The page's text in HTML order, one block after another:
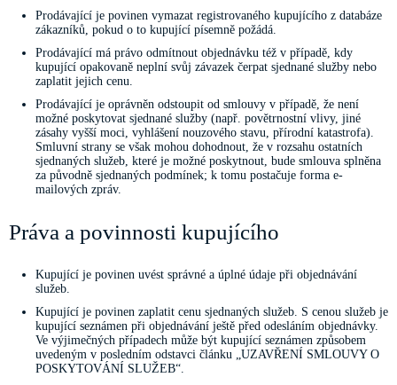
Prodávající je povinen vymazat registrovaného kupujícího z databáze
zákazníků, pokud o to kupující písemně požádá.
Prodávající má právo odmítnout objednávku též v případě, kdy
kupující opakovaně neplní svůj závazek čerpat sjednané služby nebo
zaplatit jejich cenu.
Prodávající je oprávněn odstoupit od smlouvy v případě, že není
možné poskytovat sjednané služby (např. povětrnostní vlivy, jiné
zásahy vyšší moci, vyhlášení nouzového stavu, přírodní katastrofa).
Smluvní strany se však mohou dohodnout, že v rozsahu ostatních
sjednaných služeb, které je možné poskytnout, bude smlouva splněna
za původně sjednaných podmínek; k tomu postačuje forma e-
mailových zpráv.
Práva a povinnosti kupujícího
Kupující je povinen uvést správné a úplné údaje při objednávání
služeb.
Kupující je povinen zaplatit cenu sjednaných služeb. S cenou služeb je
kupující seznámen při objednávání ještě před odesláním objednávky.
Ve výjimečných případech může být kupující seznámen způsobem
uvedeným v posledním odstavci článku „UZAVŘENÍ SMLOUVY O
POSKYTOVÁNÍ SLUŽEB“.